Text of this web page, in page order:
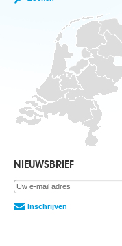
NIEUWSBRIEF
Inschrijven